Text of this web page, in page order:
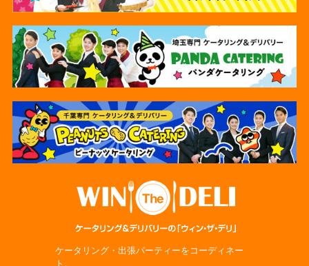
ケータリング・出張パーティーをコーディネー
ト。